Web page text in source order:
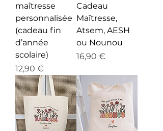
maîtresse
personnalisée
(cadeau fin
d’année
scolaire)
Prix
12,90 €
Cadeau
Maîtresse,
Atsem, AESH
ou Nounou
Prix
16,90 €